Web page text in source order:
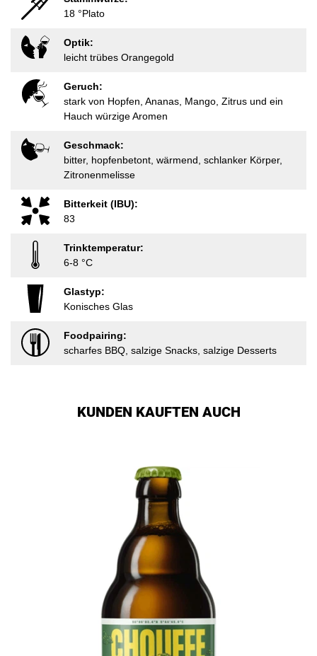
18 °Plato
Optik:
leicht trübes Orangegold
Geruch:
stark von Hopfen, Ananas, Mango, Zitrus und ein
Hauch würzige Aromen
Geschmack:
bitter, hopfenbetont, wärmend, schlanker Körper,
Zitronenmelisse
Bitterkeit (IBU):
83
Trinktemperatur:
6-8 °C
Glastyp:
Konisches Glas
Foodpairing:
scharfes BBQ, salzige Snacks, salzige Desserts
KUNDEN KAUFTEN AUCH